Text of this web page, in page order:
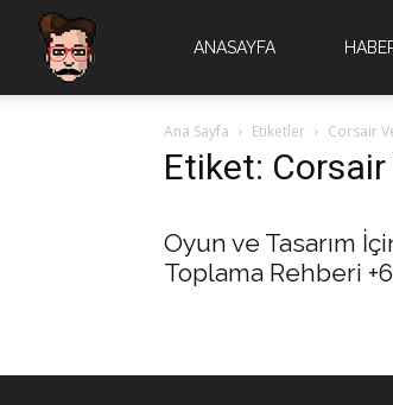
ANASAYFA
Ana Sayfa Etiketler Corsair
Etiket:
Oyun ve Tasarım
Toplama Rehberi